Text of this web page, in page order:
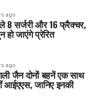
ago
8 सर्जरी और 16 फ्रैक्चर,
हो जाएंगे प्रेरित
ago
जैन दोनों बहनें एक साथ
आईएएस, जानिए इनकी